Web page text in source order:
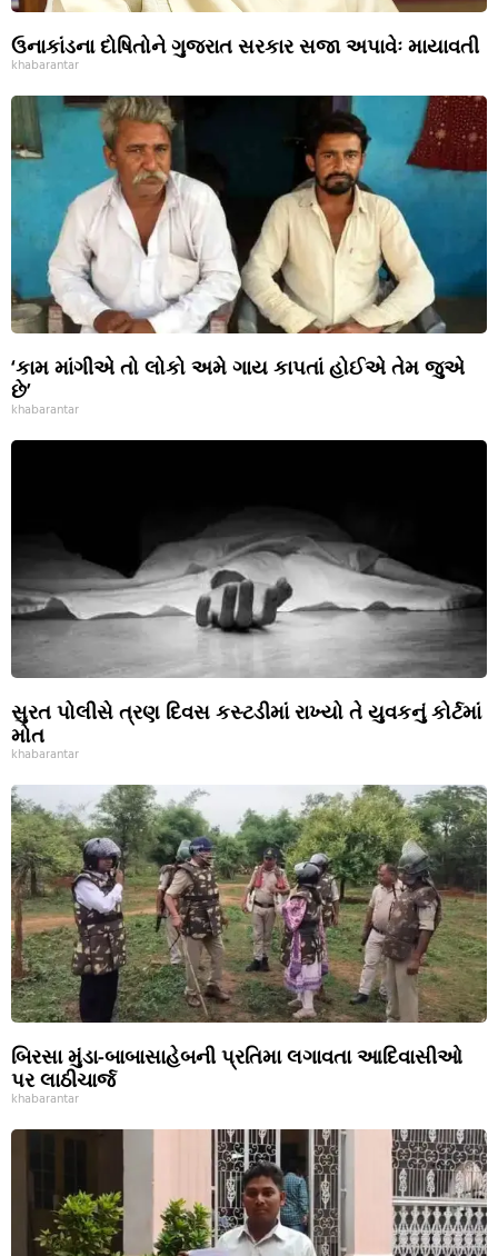
ઉનાકાંડના દોષિતોને ગુજરાત સરકાર સજા અપાવેઃ માયાવતી
khabarantar
‘કામ માંગીએ તો લોકો અમે ગાય કાપતાં હોઈએ તેમ જુએ
છે’
khabarantar
સુરત પોલીસે ત્રણ દિવસ કસ્ટડીમાં રાખ્યો તે યુવકનું કોર્ટમાં
મોત
khabarantar
બિરસા મુંડા-બાબાસાહેબની પ્રતિમા લગાવતા આદિવાસીઓ
પર લાઠીચાર્જ
khabarantar